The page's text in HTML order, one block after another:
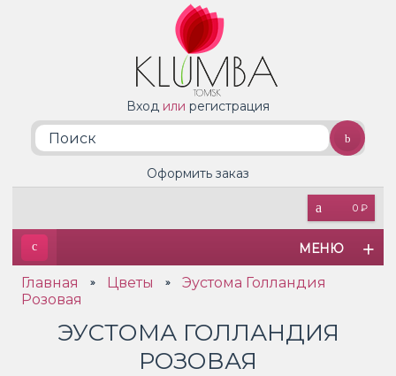
Вход или регистрация
0 ₽
Оформить заказ
МЕНЮ
Главная » Цветы »
Эустома Голландия
Розовая
ЭУСТОМА ГОЛЛАНДИЯ
РОЗОВАЯ